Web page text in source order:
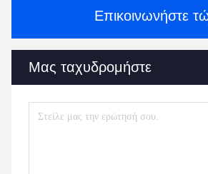
Επικοινωνήστε
Μας ταχυδρομήστε